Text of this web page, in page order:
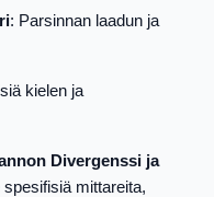
: Parsinnan laadun ja
kielen ja
Divergenssi ja
mittareita,